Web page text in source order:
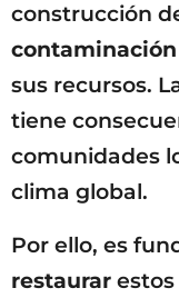
construcción
contaminación
sus recursos.
tiene
comunidades
clima global.
Por ello, es
restaurar